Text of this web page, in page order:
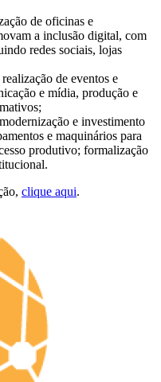
de oficinas e
a inclusão digital, com
redes sociais, lojas
realização de eventos e
e mídia, produção e
modernização e investimento
e maquinários para
produtivo; formalização
clique aqui.